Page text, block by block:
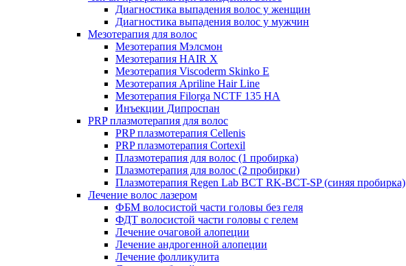
Диагностика выпадения волос у женщин
Диагностика выпадения волос у мужчин
Мезотерапия для волос
Мезотерапия Мэлсмон
Мезотерапия HAIR X
Мезотерапия Viscoderm Skinko E
Мезотерапия Apriline Hair Line
Мезотерапия Filorga NCTF 135 HA
Инъекции Дипроспан
PRP плазмотерапия для волос
PRP плазмотерапия Cellenis
PRP плазмотерапия Cortexil
Плазмотерапия для волос (1 пробирка)
Плазмотерапия для волос (2 пробирки)
Плазмотерапия Regen Lab BCT RK-BCT-SP (синяя пробирка)
Лечение волос лазером
ФБМ волосистой части головы без геля
ФДТ волосистой части головы с гелем
Лечение очаговой алопеции
Лечение андрогенной алопеции
Лечение фолликулита